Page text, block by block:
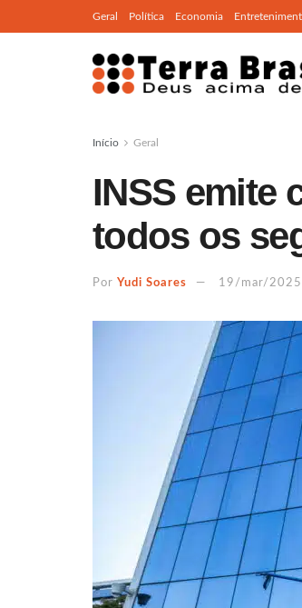
Geral Política Economia
Início Geral
INSS emite
todos os
Por Yudi Soares 19/mar/2025